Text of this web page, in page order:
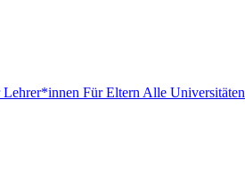
Lehrer*innen Für Eltern Alle Universitäten